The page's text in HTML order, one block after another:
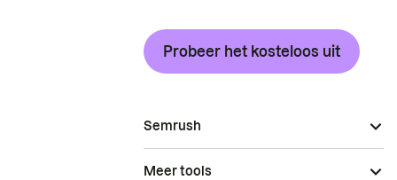
Probeer het kosteloos uit
Semrush
Meer tools